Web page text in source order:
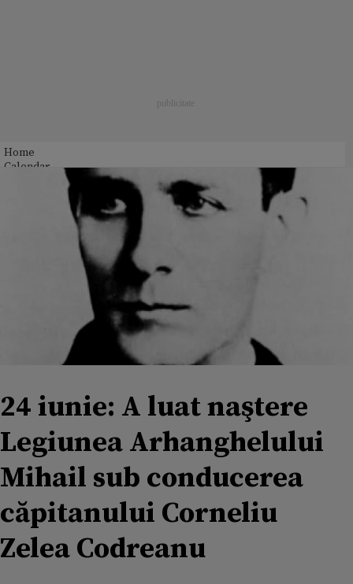
Home
Calendar
24 iunie: A luat naştere
Legiunea Arhanghelului
Mihail sub conducerea
căpitanului Corneliu
Zelea Codreanu